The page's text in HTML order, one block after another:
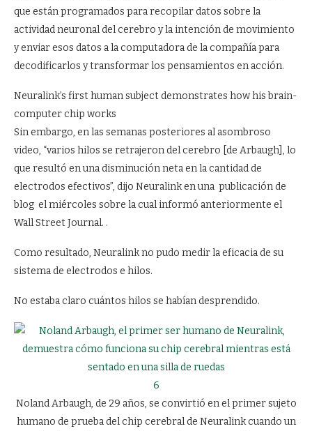
que están programados para recopilar datos sobre la
actividad neuronal del cerebro y la intención de movimiento
y enviar esos datos a la computadora de la compañía para
decodificarlos y transformar los pensamientos en acción.
Neuralink’s first human subject demonstrates how his brain-
computer chip works
Sin embargo, en las semanas posteriores al asombroso
video, “varios hilos se retrajeron del cerebro [de Arbaugh], lo
que resultó en una disminución neta en la cantidad de
electrodos efectivos”, dijo Neuralink en una publicación de
blog el miércoles sobre la cual informó anteriormente el
Wall Street Journal. .
Como resultado, Neuralink no pudo medir la eficacia de su
sistema de electrodos e hilos.
No estaba claro cuántos hilos se habían desprendido.
6
Noland Arbaugh, de 29 años, se convirtió en el primer sujeto
humano de prueba del chip cerebral de Neuralink cuando un